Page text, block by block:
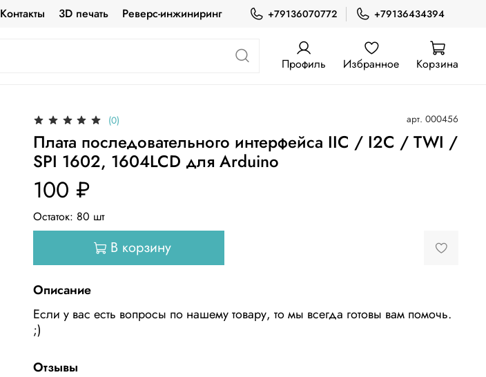
Контакты 3D печать Реверс-инжиниринг +79136070772 +79136434394
Профиль Избранное Корзина
(0) арт. 000456
Плата последовательного интерфейса IIC / I2C / TWI /
SPI 1602, 1604LCD для Arduino
100 ₽
Остаток: 80 шт
В корзину
Описание
Если у вас есть вопросы по нашему товару, то мы всегда готовы вам помочь.
;)
Отзывы